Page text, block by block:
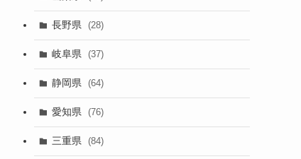
長野県 (28)
岐阜県 (37)
静岡県 (64)
愛知県 (76)
三重県 (84)